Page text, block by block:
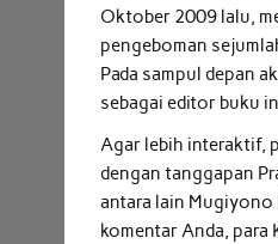
Oktober 2009 lalu,
pengeboman
Pada sampul depan
sebagai editor buku
Agar lebih interaktif,
dengan tanggapan
antara lain Mugiyono
komentar Anda, para